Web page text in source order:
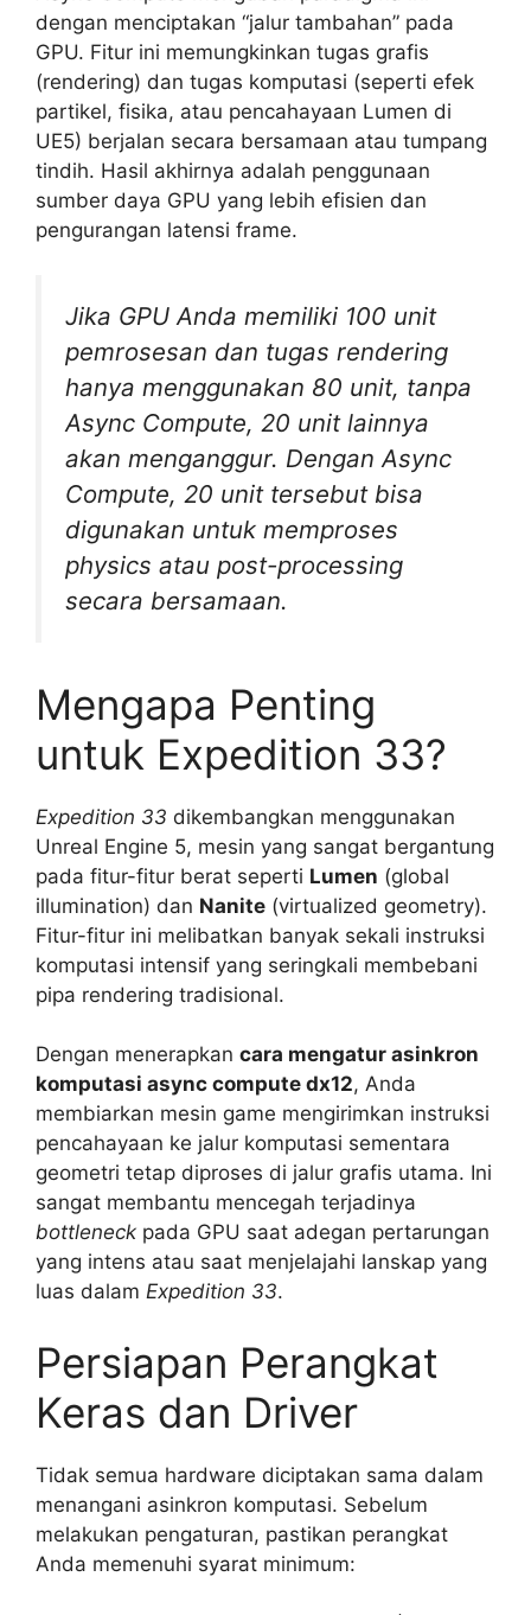
dengan menciptakan “jalur tambahan” pada
GPU. Fitur ini memungkinkan tugas grafis
(rendering) dan tugas komputasi (seperti efek
partikel, fisika, atau pencahayaan Lumen di
UE5) berjalan secara bersamaan atau tumpang
tindih. Hasil akhirnya adalah penggunaan
sumber daya GPU yang lebih efisien dan
pengurangan latensi frame.
Jika GPU Anda memiliki 100 unit
pemrosesan dan tugas rendering
hanya menggunakan 80 unit, tanpa
Async Compute, 20 unit lainnya
akan menganggur. Dengan Async
Compute, 20 unit tersebut bisa
digunakan untuk memproses
physics atau post-processing
secara bersamaan.
Mengapa Penting
untuk Expedition 33?
Expedition 33 dikembangkan menggunakan
Unreal Engine 5, mesin yang sangat bergantung
pada fitur-fitur berat seperti Lumen (global
illumination) dan Nanite (virtualized geometry).
Fitur-fitur ini melibatkan banyak sekali instruksi
komputasi intensif yang seringkali membebani
pipa rendering tradisional.
Dengan menerapkan cara mengatur asinkron
komputasi async compute dx12, Anda
membiarkan mesin game mengirimkan instruksi
pencahayaan ke jalur komputasi sementara
geometri tetap diproses di jalur grafis utama. Ini
sangat membantu mencegah terjadinya
bottleneck pada GPU saat adegan pertarungan
yang intens atau saat menjelajahi lanskap yang
luas dalam Expedition 33.
Persiapan Perangkat
Keras dan Driver
Tidak semua hardware diciptakan sama dalam
menangani asinkron komputasi. Sebelum
melakukan pengaturan, pastikan perangkat
Anda memenuhi syarat minimum: